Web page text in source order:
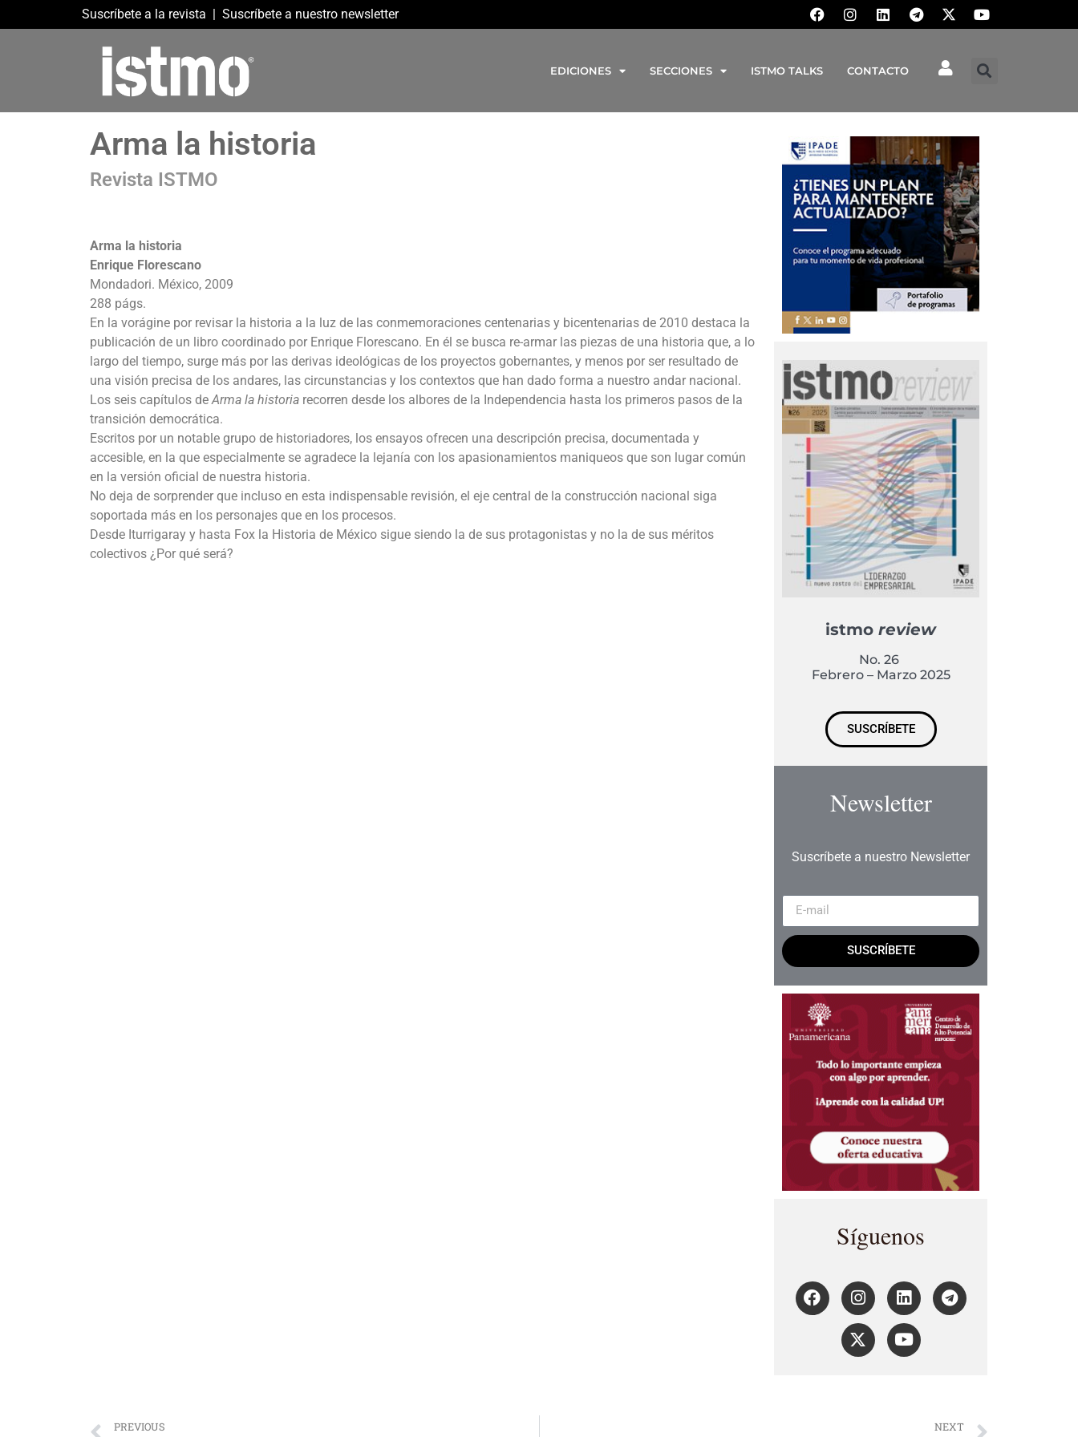
Suscríbete a la revista | Suscríbete a nuestro newsletter
EDICIONES SECCIONES ISTMO TALKS CONTACTO
Arma la historia
Revista ISTMO
Arma la historia
Enrique Florescano
Mondadori. México, 2009
288 págs.
En la vorágine por revisar la historia a la luz de las conmemoraciones centenarias y bicentenarias de 2010 destaca la
publicación de un libro coordinado por Enrique Florescano. En él se busca re-armar las piezas de una historia que, a lo
largo del tiempo, surge más por las derivas ideológicas de los proyectos gobernantes, y menos por ser resultado de
una visión precisa de los andares, las circunstancias y los contextos que han dado forma a nuestro andar nacional.
Los seis capítulos deArma la historia recorren desde los albores de la Independencia hasta los primeros pasos de la
transición democrática.
Escritos por un notable grupo de historiadores, los ensayos ofrecen una descripción precisa, documentada y
accesible, en la que especialmente se agradece la lejanía con los apasionamientos maniqueos que son lugar común
en la versión oficial de nuestra historia.
No deja de sorprender que incluso en esta indispensable revisión, el eje central de la construcción nacional siga
soportada más en los personajes que en los procesos.
Desde Iturrigaray y hasta Fox la Historia de México sigue siendo la de sus protagonistas y no la de sus méritos
colectivos ¿Por qué será?
istmoreview
No. 26
Febrero – Marzo 2025
SUSCRÍBETE
Newsletter
Suscríbete a nuestro Newsletter
SUSCRÍBETE
Síguenos
PREVIOUS NEXT